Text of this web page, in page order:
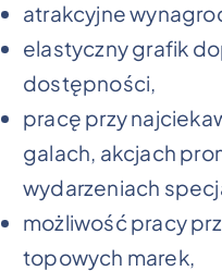
atrakcyjne
elastyczny grafik
dostępności,
pracę przy
galach, akcjach
wydarzeniach
możliwość pracy
topowych marek,